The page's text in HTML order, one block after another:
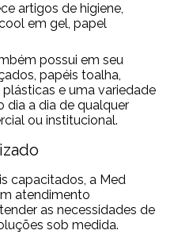
artigos de higiene,
em gel, papel
possui em seu
papéis toalha,
e uma variedade
dia a dia de qualquer
ou institucional.
capacitados, a Med
atendimento
as necessidades de
sob medida.